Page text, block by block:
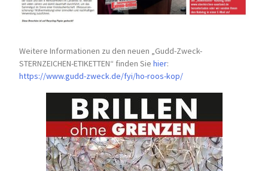
Weitere Informationen zu den neuen „Gudd-Zweck-
STERNZEICHEN-ETIKETTEN“ finden Siehier:
https://www.gudd-zweck.de/fyi/ho-roos-kop/